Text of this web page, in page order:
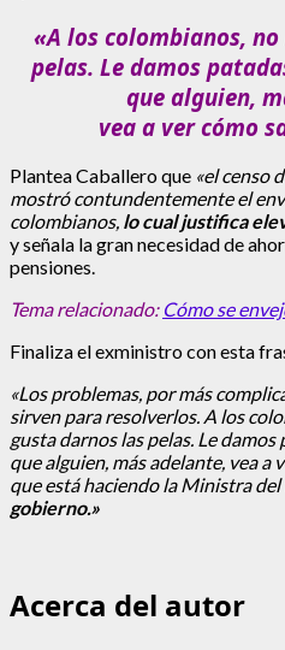
«A los colombianos,
pelas. Le damos
que alguien,
vea a ver cómo
Plantea Caballero que «el censo
mostró contundentemente el
colombianos, lo cual justifica
y señala la gran necesidad de
pensiones.
Tema relacionado: Cómo se
Finaliza el exministro con esta
«Los problemas, por más
sirven para resolverlos. A los
gusta darnos las pelas. Le
que alguien, más adelante, vea a
que está haciendo la Ministra
gobierno.»
Acerca del autor